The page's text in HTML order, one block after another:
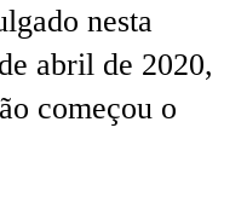
nesta
abril de 2020,
começou o